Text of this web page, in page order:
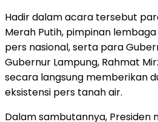
​Hadir dalam acara tersebut
Merah Putih, pimpinan
pers nasional, serta para
Gubernur Lampung, Rahmat
secara langsung memberikan
eksistensi pers tanah air.
​Dalam sambutannya, Presiden